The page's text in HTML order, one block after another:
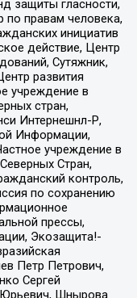
защиты гласности,
по правам человека,
инициатив
действие, Центр
Сутяжник,
развития
учреждение в
стран,
Интернешнл-Р,
Информации,
учреждение в
Стран,
контроль,
по сохранению
прессы,
Экозащита!-
Петр Петрович,
Сергей
Шнырова